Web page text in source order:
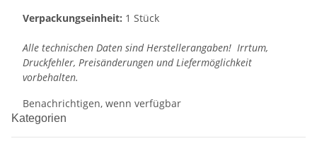
Verpackungseinheit: 1 Stück
Alle technischen Daten sind Herstellerangaben! Irrtum,
Druckfehler, Preisänderungen und Liefermöglichkeit
vorbehalten.
Benachrichtigen, wenn verfügbar
Kategorien